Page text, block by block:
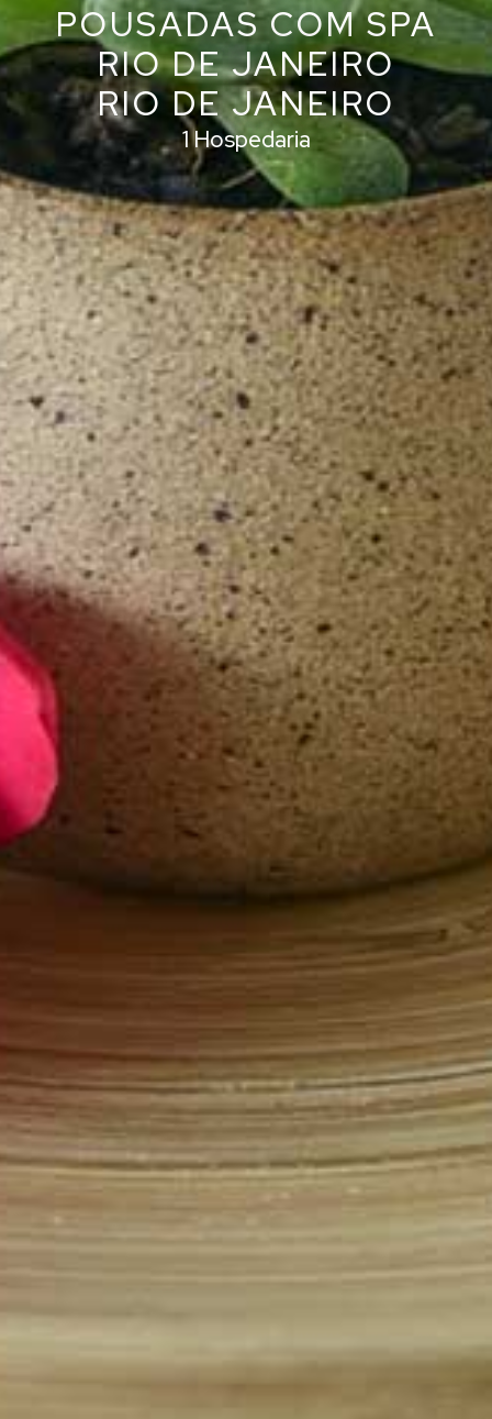
POUSADAS COM SPA
RIO DE JANEIRO
RIO DE JANEIRO
1 Hospedaria